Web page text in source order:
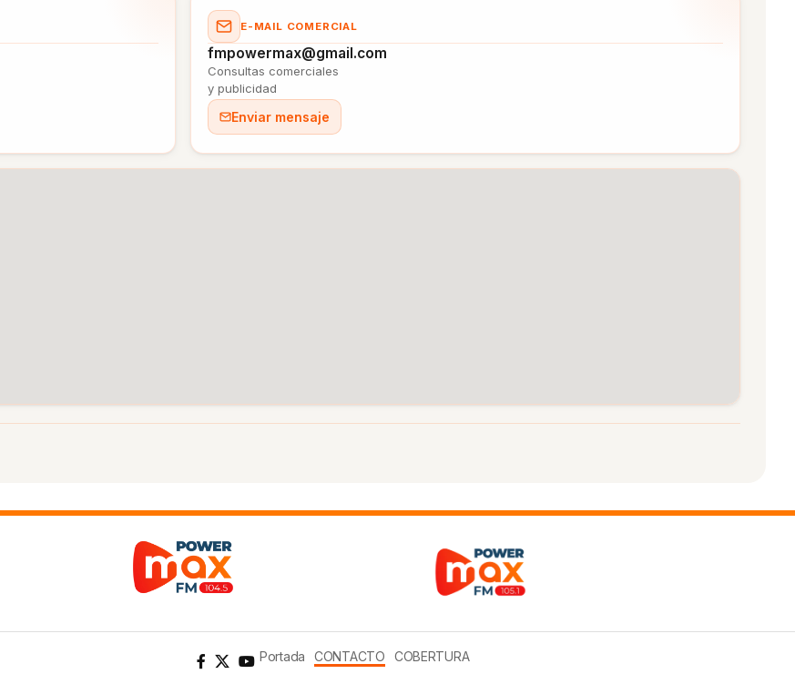
E-MAIL COMERCIAL
fmpowermax@gmail.com
Consultas comerciales
y publicidad
Enviar mensaje
Portada CONTACTO COBERTURA